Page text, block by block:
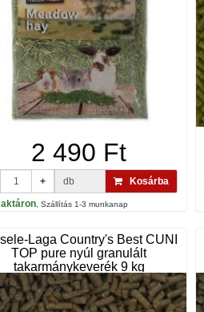
2 490 Ft
+ db
Kosárba
, Szállítás 1-3 munkanap
Laga Country's Best CUNI
TOP pure nyúl granulált
takarmánykeverék 9 kg